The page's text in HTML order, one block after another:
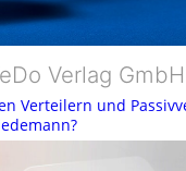
Verlag GmbH
Verteilern und